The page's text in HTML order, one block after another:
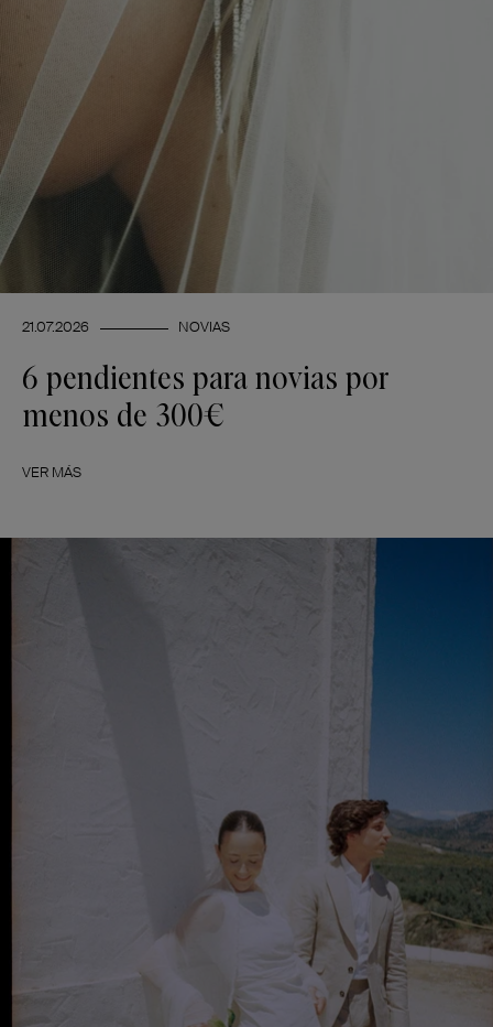
21.07.2026 NOVIAS
6 pendientes para novias por
menos de 300€
VER MÁS